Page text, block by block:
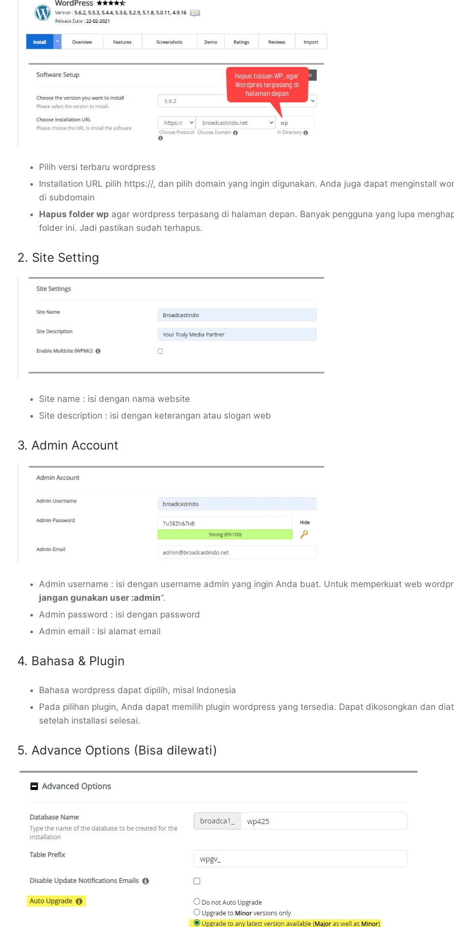
Pilih versi terbaru wordpress
Installation URL pilih https://, dan pilih domain yang ingin digunakan. Anda juga dapat menginstall
di subdomain
Hapus folder wp agar wordpress terpasang di halaman depan. Banyak pengguna yang lupa
folder ini. Jadi pastikan sudah terhapus.
2. Site Setting
Site name : isi dengan nama website
Site description : isi dengan keterangan atau slogan web
3. Admin Account
Admin username : isi dengan username admin yang ingin Anda buat. Untuk memperkuat web
jangan gunakan user :admin“.
Admin password : isi dengan password
Admin email : Isi alamat email
4. Bahasa & Plugin
Bahasa wordpress dapat dipilih, misal Indonesia
Pada pilihan plugin, Anda dapat memilih plugin wordpress yang tersedia. Dapat dikosongkan dan
setelah installasi selesai.
5. Advance Options (Bisa dilewati)